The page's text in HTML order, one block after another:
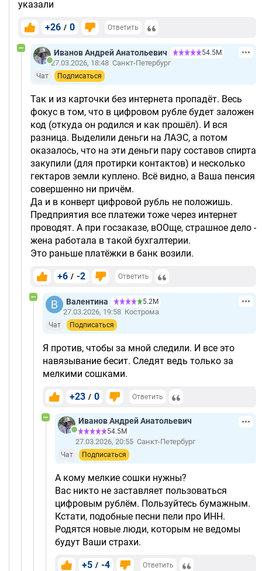
указали
+26 / 0 Ответить
Иванов Андрей Анатольевич 54.5М
27.03.2026, 18:48 Санкт-Петербург
Чат Подписаться
Так и из карточки без интернета пропадёт. Весь
фокус в том, что в цифровом рубле будет заложен
код (откуда он родился и как прошёл). И вся
разница. Выделили деньги на ЛАЭС, а потом
оказалось, что на эти деньги пару составов спирта
закупили (для протирки контактов) и несколько
гектаров земли куплено. Всё видно, а Ваша пенсия
совершенно ни причём.
Да и в конверт цифровой рубль не положишь.
Предприятия все платежи тоже через интернет
проводят. А при госзаказе, вООще, страшное дело -
жена работала в такой бухгалтерии.
Это раньше платёжки в банк возили.
+6 / -2 Ответить
Валентина 5.2М
27.03.2026, 19:58 Кострома
Чат Подписаться
Я против, чтобы за мной следили. И все это
навязывание бесит. Следят ведь только за
мелкими сошками.
+23 / 0 Ответить
Иванов Андрей Анатольевич
54.5М
27.03.2026, 20:55 Санкт-Петербург
Чат Подписаться
А кому мелкие сошки нужны?
Вас никто не заставляет пользоваться
цифровым рублём. Пользуйтесь бумажным.
Кстати, подобные песни пели про ИНН.
Родятся новые люди, которым не ведомы
будут Ваши страхи.
+5 / -4 Ответить